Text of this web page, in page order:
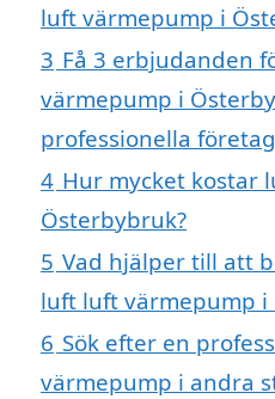
luft värmepump i
3 Få 3 erbjudanden
värmepump i
professionella företag
4 Hur mycket kostar
Österbybruk?
5 Vad hjälper till att
luft luft värmepump i
6 Sök efter en
värmepump i andra